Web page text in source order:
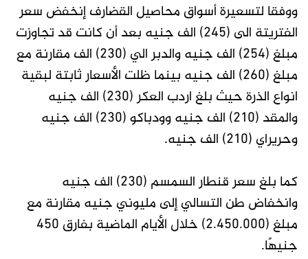
ووفقا لتسعيرة أسواق محاصيل القضارف إنخفض سعر
الفتريتة الى (245) الف جنيه بعد أن كانت قد تجاوزت
مبلغ (254) الف جنيه والدبر الي (230) الف مقارنة مع
مبلغ (260) الف جنيه بينما ظلت الأسعار ثابتة لبقية
انواع الذرة حيث بلغ اردب العكر (230) الف جنيه
والمقد (210) الف جنيه وودباكو (230) الف جنيه
وحريراي (210) الف جنيه.
كما بلغ سعر قنطار السمسم (230) الف جنيه
وانخفاض طن التسالي إلى مليوني جنيه مقارنة مع
مبلغ (2.450.000) خلال الأيام الماضية بفارق 450
جنيهًا.